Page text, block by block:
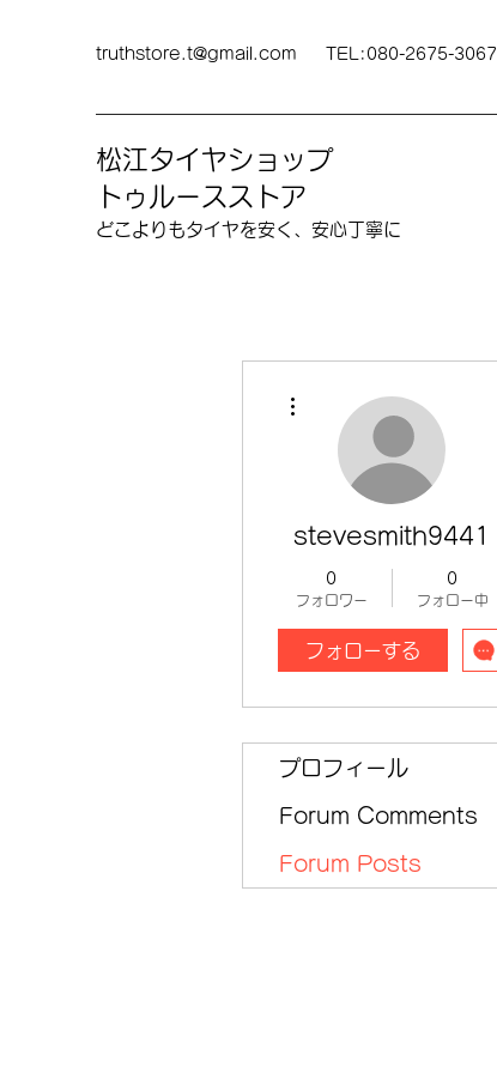
truthstore.t@gmail.com TEL:080-2675-3067
松江タイヤショップ
トゥルースストア
どこよりも​タイヤを安く、安心丁寧に
stevesmith9441
0
フォロワー
0
フォロー中
フォローする
プロフィール
Forum Comments
Forum Posts